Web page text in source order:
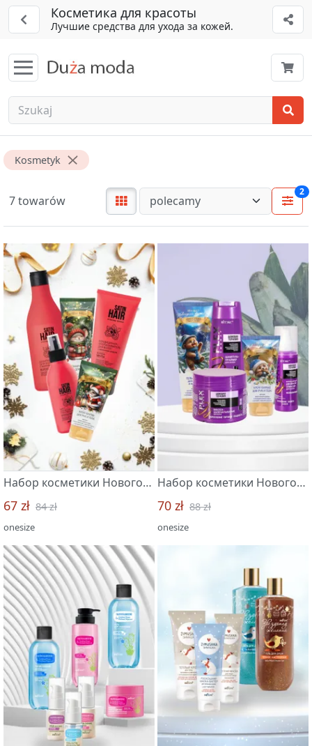
Косметика для красоты
Лучшие средства для ухода за кожей.
Kosmetyk
7 towarów
2
Набор косметики Новогодняя коллекция +SATIN HAIR. Атласные волосы "Белита-Витэкс"
67 zł 84 zł
onesize
Набор косметики Новогодняя коллекция +Шоковая терапия "Белита-Витэкс"
70 zł 88 zł
onesize